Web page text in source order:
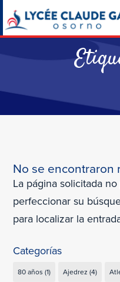
No se encontraron
La página solicitada
perfeccionar su
para localizar la
Categorías
80 años (1) Ajedrez (4)